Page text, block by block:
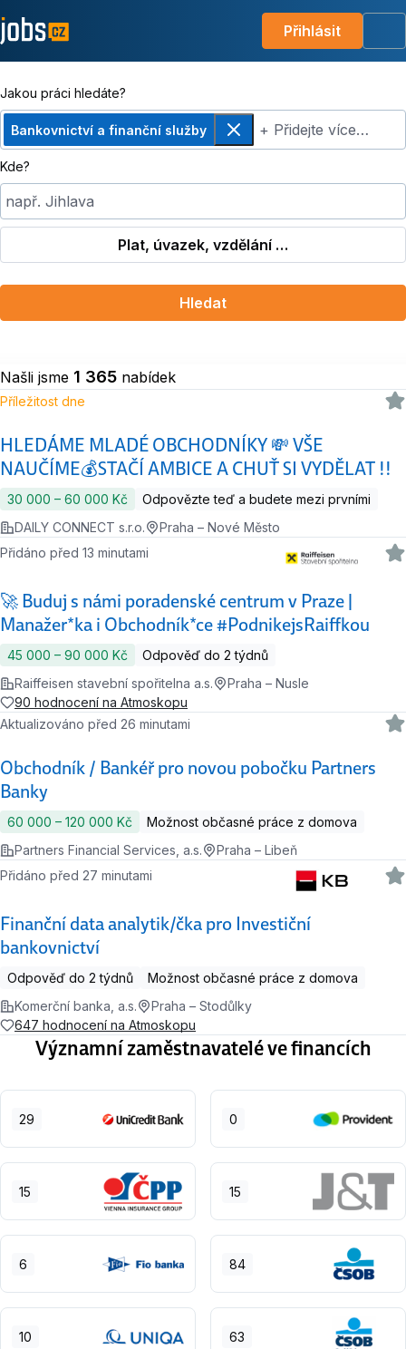
Přihlásit
Jakou práci hledáte?
Bankovnictví a finanční služby
Odebrat+ Přidejte více…
Kde?
např. Jihlava
Plat, úvazek, vzdělání …
Hledat
Našli jsme 1 365 nabídek
HLEDÁME MLADÉ OBCHODNÍKY 💸 VŠE
NAUČÍME💰STAČÍ AMBICE A CHUŤ SI VYDĚLAT !!
Příležitost dne
30 000 ‍–‍ 60 000 Kč
Odpovězte teď a budete mezi prvními
DAILY CONNECT s.r.o.
Praha – Nové Město
🚀 Buduj s námi poradenské centrum v Praze |
Manažer*ka i Obchodník*ce #PodnikejsRaiffkou
Přidáno před 13 minutami
45 000 ‍–‍ 90 000 Kč
Odpověď do 2 týdnů
Raiffeisen stavební spořitelna a.s.
Praha – Nusle
90 hodnocení na Atmoskopu
Obchodník / Bankéř pro novou pobočku Partners
Banky
Aktualizováno před 26 minutami
60 000 ‍–‍ 120 000 Kč
Možnost občasné práce z domova
Partners Financial Services, a.s.
Praha – Libeň
Finanční data analytik/čka pro Investiční
bankovnictví
Přidáno před 27 minutami
Odpověď do 2 týdnů
Možnost občasné práce z domova
Komerční banka, a.s.
Praha – Stodůlky
647 hodnocení na Atmoskopu
Významní zaměstnavatelé ve financích
29 0
15 15
6 84
10 63